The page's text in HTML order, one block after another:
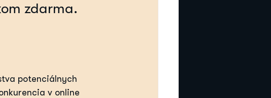
zdarma.
potenciálnych
v online